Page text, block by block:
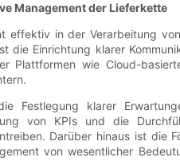
Management der Lieferkette
effektiv in der Verarbeitung
die Einrichtung klarer
Plattformen wie Cloud-
Festlegung klarer
von KPIs und die
Darüber hinaus ist
von wesentlicher